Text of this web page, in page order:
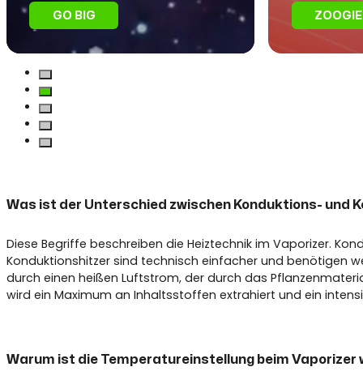
GO BIG
Was ist der Unterschied zwischen Konduktions- und
Diese Begriffe beschreiben die Heiztechnik im Vaporizer.
Konduktionshitzer sind technisch einfacher und benötigen
durch einen heißen Luftstrom, der durch das
wird ein Maximum an Inhaltsstoffen extrahiert und ein
Warum ist die Temperatureinstellung beim Vaporizer